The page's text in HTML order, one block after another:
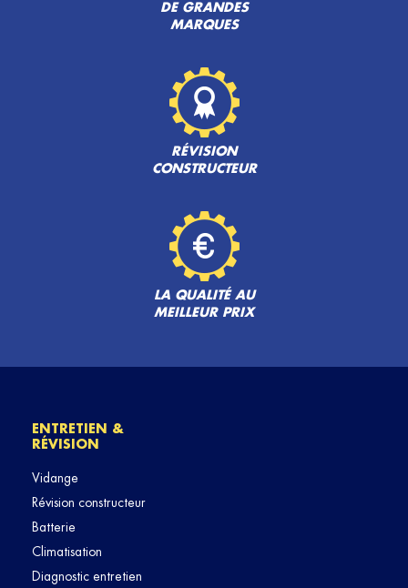
DE GRANDES
MARQUES
RÉVISION
CONSTRUCTEUR
LA QUALITÉ AU
MEILLEUR PRIX
ENTRETIEN &
RÉVISION
Vidange
Révision constructeur
Batterie
Climatisation
Diagnostic entretien